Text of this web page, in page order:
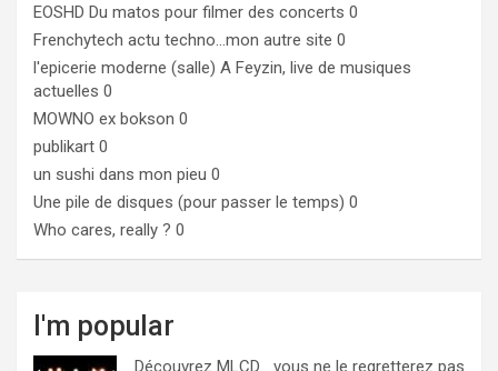
EOSHD Du matos pour filmer des concerts 0
Frenchytech actu techno…mon autre site 0
l'epicerie moderne (salle) A Feyzin, live de musiques
actuelles 0
MOWNO ex bokson 0
publikart 0
un sushi dans mon pieu 0
Une pile de disques (pour passer le temps) 0
Who cares, really ? 0
I'm popular
Découvrez MLCD… vous ne le regretterez pas